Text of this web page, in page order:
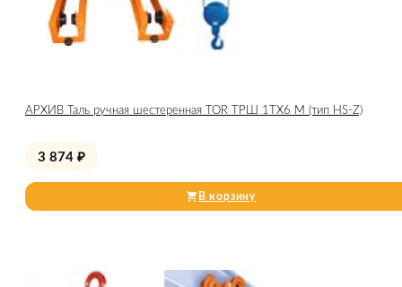
АРХИВ Таль ручная шестеренная TOR ТРШ 1ТХ6 М (тип HS-Z)
3 874 ₽
В корзину